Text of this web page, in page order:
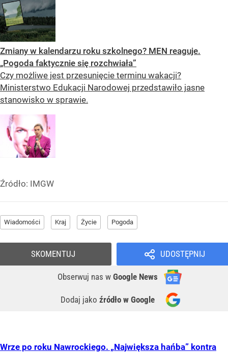
Zmiany w kalendarzu roku szkolnego? MEN reaguje.
„Pogoda faktycznie się rozchwiała”
Czy możliwe jest przesunięcie terminu wakacji?
Ministerstwo Edukacji Narodowej przedstawiło jasne
stanowisko w sprawie.
Źródło: IMGW
Wiadomości Kraj Życie Pogoda
UDOSTĘPNIJ
Obserwuj nas w Google News
Dodaj jako źródło w Google
SKOMENTUJ
Wrze po roku Nawrockiego. „Największa hańba” kontra